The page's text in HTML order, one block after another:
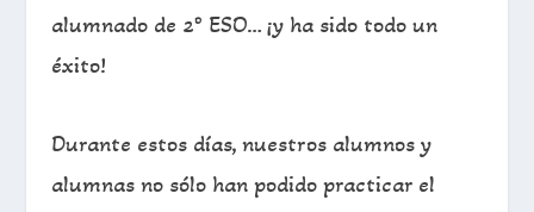
alumnado de 2º ESO… ¡y ha sido todo un
éxito!
Durante estos días, nuestros alumnos y
alumnas no sólo han podido practicar el